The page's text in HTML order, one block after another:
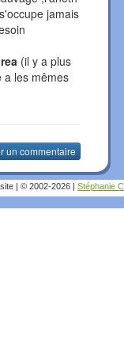
jamais
(il y a plus
a les mêmes
un commentaire
© 2002-2026 Stéphanie C